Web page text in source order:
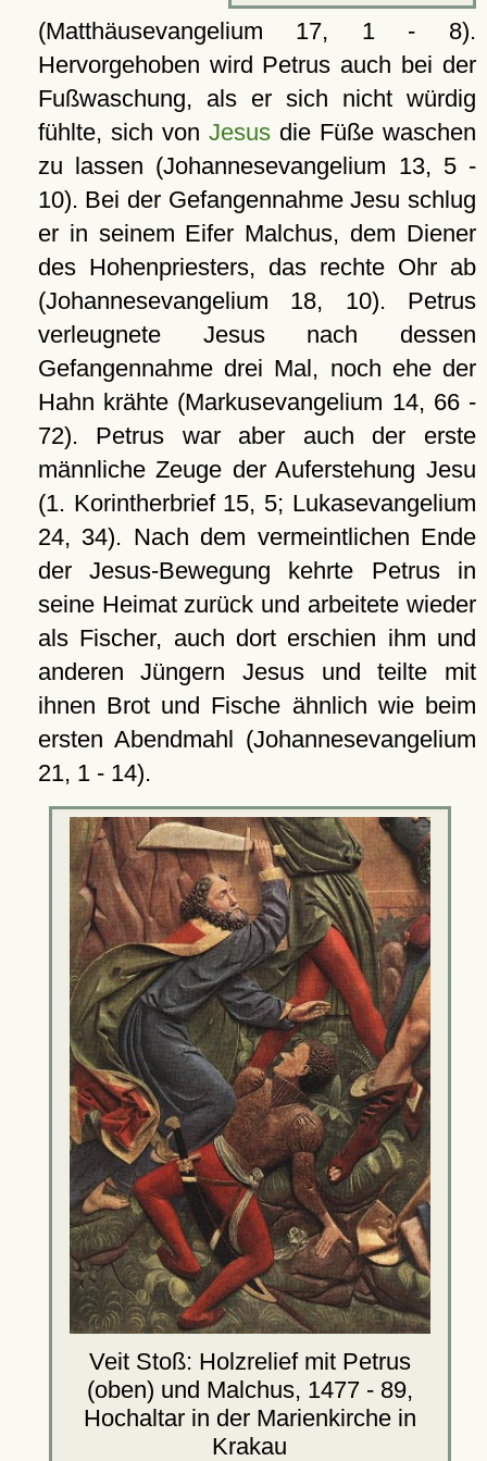
(Matthäusevangelium 17, 1 - 8).
Hervorgehoben wird Petrus auch bei der
Fußwaschung, als er sich nicht würdig
fühlte, sich von Jesusdie Füße waschen
zu lassen (Johannesevangelium 13, 5 -
10). Bei der Gefangennahme Jesu schlug
er in seinem Eifer Malchus, dem Diener
des Hohenpriesters, das rechte Ohr ab
(Johannesevangelium 18, 10). Petrus
verleugnete Jesus nach dessen
Gefangennahme drei Mal, noch ehe der
Hahn krähte (Markusevangelium 14, 66 -
72). Petrus war aber auch der erste
männliche Zeuge der Auferstehung Jesu
(1. Korintherbrief 15, 5; Lukasevangelium
24, 34). Nach dem vermeintlichen Ende
der Jesus-Bewegung kehrte Petrus in
seine Heimat zurück und arbeitete wieder
als Fischer, auch dort erschien ihm und
anderen Jüngern Jesus und teilte mit
ihnen Brot und Fische ähnlich wie beim
ersten Abendmahl (Johannesevangelium
21, 1 - 14).
Veit Stoß: Holzrelief mit Petrus
(oben) und Malchus, 1477 - 89,
Hochaltar in der Marienkirche in
Krakau